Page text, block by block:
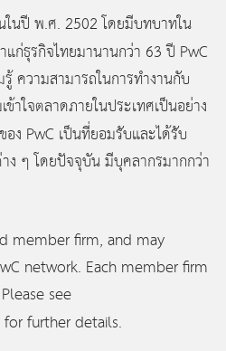
ในปี พ.ศ. 2502 โดยมีบทบาทใน
ก่ธุรกิจไทยมานานกว่า 63 ปี PwC
ความสามารถในการทำงานกับ
าใจตลาดภายในประเทศเป็นอย่าง
ง PwC เป็นที่ยอมรับและได้รับ
ง ๆ โดยปัจจุบัน มีบุคลากรมากกว่า
member firm, and may
network. Each member firm
see
for further details.